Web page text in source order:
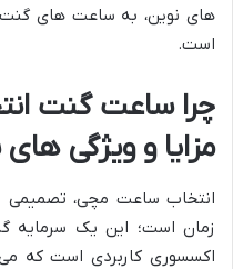
های نوین، به ساعت های
است.
چرا ساعت گنت
مزایا و ویژگی
انتخاب ساعت مچی، تصمیمی
زمان است؛ این یک سرمایه
اکسسوری کاربردی است که می